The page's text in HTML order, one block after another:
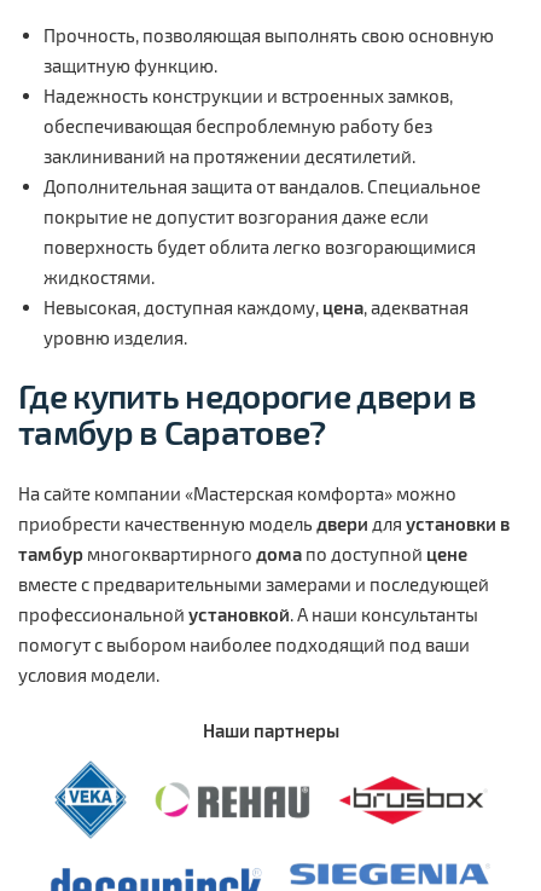
Прочность, позволяющая выполнять свою основную
защитную функцию.
Надежность конструкции и встроенных замков,
обеспечивающая беспроблемную работу без
заклиниваний на протяжении десятилетий.
Дополнительная защита от вандалов. Специальное
покрытие не допустит возгорания даже если
поверхность будет облита легко возгорающимися
жидкостями.
Невысокая, доступная каждому, цена, адекватная
уровню изделия.
Гдекупить недорогие двери в
тамбурв Саратове?
На сайте компании «Мастерская комфорта» можно
приобрести качественную модель двери для установки в
тамбур многоквартирного дома по доступной цене
вместе с предварительными замерами и последующей
профессиональной установкой. А наши консультанты
помогут с выбором наиболее подходящий под ваши
условия модели.
Наши партнеры